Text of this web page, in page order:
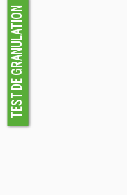
TEST DE GRANULATION